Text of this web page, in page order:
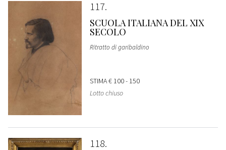
117
SCUOLA ITALIANA DEL XIX
SECOLO
Ritratto di garibaldino
STIMA€ 100 - 150
Lotto chiuso
118